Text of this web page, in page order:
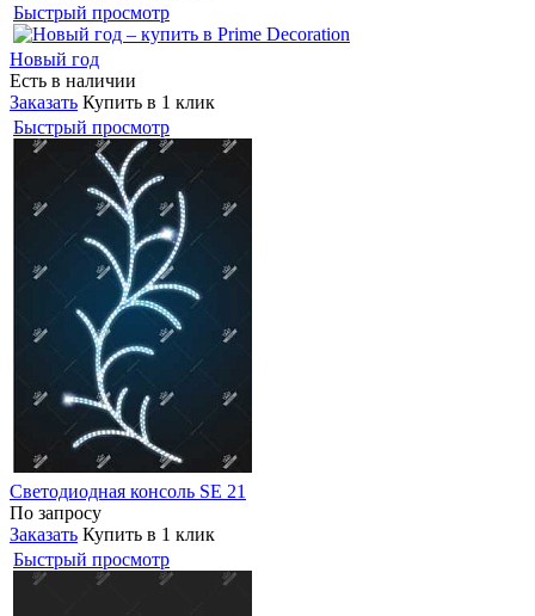
Быстрый просмотр
Новый год
Есть в наличии
Заказать Купить в 1 клик
Быстрый просмотр
Светодиодная консоль SE 21
По запросу
Заказать Купить в 1 клик
Быстрый просмотр